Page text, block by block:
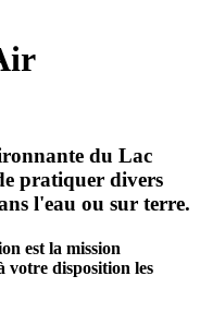
du Lac
pratiquer divers
l'eau ou sur terre.
est la mission
disposition les